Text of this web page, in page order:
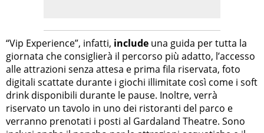
“Vip Experience”, infatti, include una guida per tutta la
giornata che consiglierà il percorso più adatto, l’accesso
alle attrazioni senza attesa e prima fila riservata, foto
digitali scattate durante i giochi illimitate così come i soft
drink disponibili durante le pause. Inoltre, verrà
riservato un tavolo in uno dei ristoranti del parco e
verranno prenotati i posti al Gardaland Theatre. Sono